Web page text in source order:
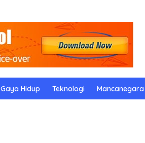
Gaya Hidup Teknologi Mancanegara